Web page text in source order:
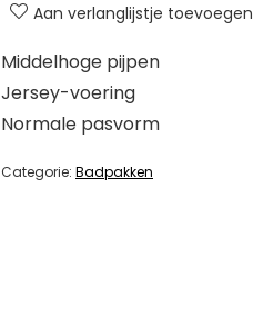
Aan verlanglijstje toevoegen
Middelhoge pijpen
Jersey-voering
Normale pasvorm
Categorie: Badpakken